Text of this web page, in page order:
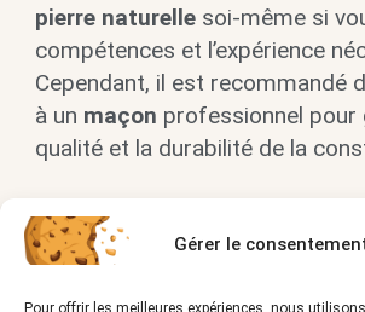
Gérer le
Pour offrir les meilleures expériences, nous
pierre naturellesoi-même si
compétences et l’expérience
Cependant, il est recommandé
à un maçon professionnel pour
qualité et la durabilité de la
Comment entretenir une
en pierre naturelle ?
L’entretien d’unemaçonnerie en